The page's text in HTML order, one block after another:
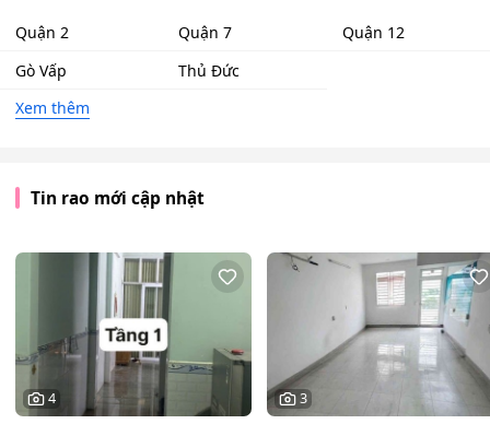
Quận 2 Quận 7
Quận 12
Gò Vấp
Thủ Đức
Xem thêm
Tin rao mới cập nhật
4 3